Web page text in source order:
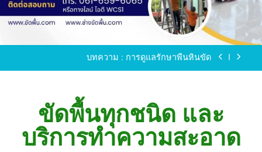
ขัดพื้นหินขัด อบต.แหลมบัวนครปฐม
ขัดพื้นหินอ่อน โทร.0616596065 ไลน์ WCS1
บทความ : การดูแลรักษาพื้นหินขัด
ขัดพื้นหินขัด อบต.แหลมบัวนครปฐม
ขัดพื้นหินอ่อน โทร.0616596065 ไลน์ WCS1
ขัดพื้นทุกชนิด และ
บริการทำความสะอาด